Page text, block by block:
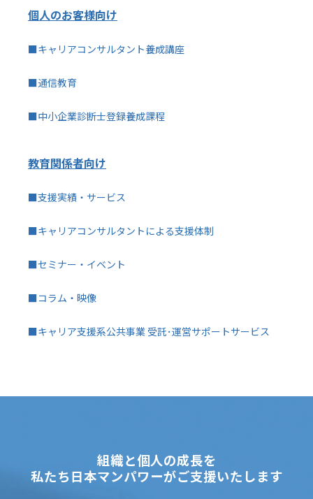
個人のお客様向け
■キャリアコンサルタント養成講座
■通信教育
■中小企業診断士登録養成課程
教育関係者向け
■支援実績・サービス
■キャリアコンサルタントによる支援体制
■セミナー・イベント
■コラム・映像
■キャリア支援系公共事業 受託･運営サポートサービス
組織と個人の成長を
私たち日本マンパワーがご支援いたします